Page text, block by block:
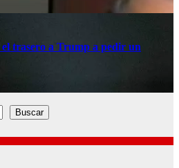
el trasero a Trump a pedir un
Buscar